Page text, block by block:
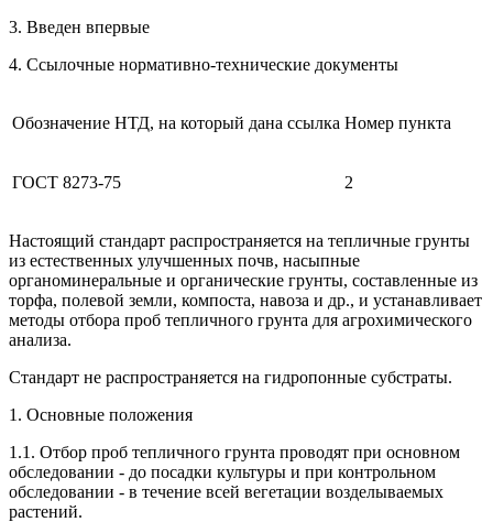
3. Введен впервые
4. Ссылочные нормативно-технические документы
Обозначение НТД, на который дана ссылка Номер пункта
ГОСТ 8273-75 2
Настоящий стандарт распространяется на тепличные грунты
из естественных улучшенных почв, насыпные
органоминеральные и органические грунты, составленные из
торфа, полевой земли, компоста, навоза и др., и устанавливает
методы отбора проб тепличного грунта для агрохимического
анализа.
Стандарт не распространяется на гидропонные субстраты.
1. Основные положения
1.1. Отбор проб тепличного грунта проводят при основном
обследовании - до посадки культуры и при контрольном
обследовании - в течение всей вегетации возделываемых
растений.